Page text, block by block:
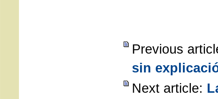
Previous
sin
Next article: